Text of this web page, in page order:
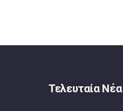
Τελευταία Νέα